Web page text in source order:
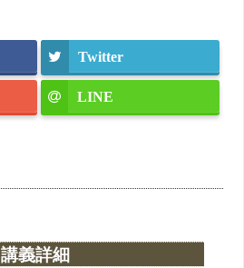
Twitter
LINE
講義詳細